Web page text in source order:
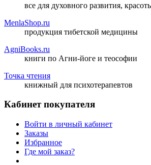
все для духовного развития,
MenlaShop.ru
продукция тибетской медицины
AgniBooks.ru
книги по Агни-йоге и теософии
Точка чтения
книжный для психотерапевтов
Кабинет покупателя
Войти в личный кабинет
Заказы
Избранное
Где мой заказ?